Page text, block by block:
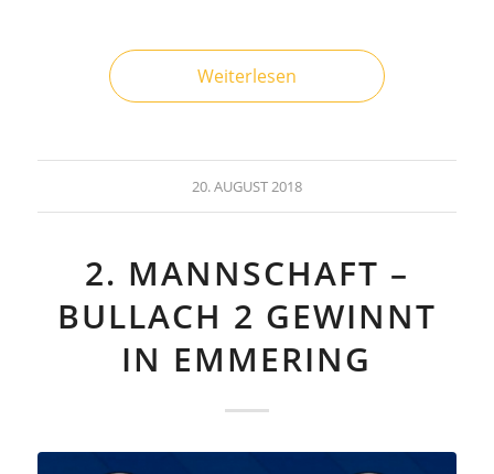
Weiterlesen
20. AUGUST 2018
2. MANNSCHAFT –
BULLACH 2 GEWINNT
IN EMMERING